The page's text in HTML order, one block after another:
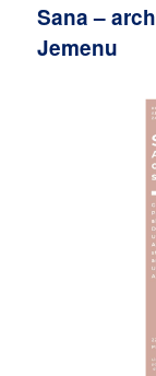
Sana –
Jemenu